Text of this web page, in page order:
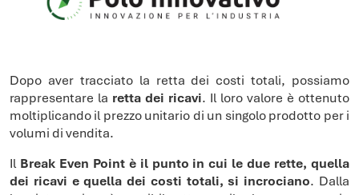
Dopo aver tracciato la retta dei costi totali, possiamo
rappresentare la retta dei ricavi. Il loro valore è ottenuto
moltiplicando il prezzo unitario di un singolo prodotto per i
volumi di vendita.
Il Break Even Point è il punto in cui le due rette, quella
dei ricavi e quella dei costi totali, si incrociano. Dalla